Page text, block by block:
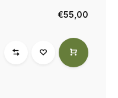
€55,00